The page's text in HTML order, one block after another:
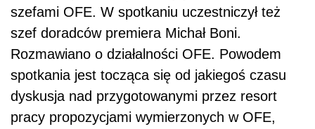
szefami OFE. W spotkaniu uczestniczył też
szef doradców premiera Michał Boni.
Rozmawiano o działalności OFE. Powodem
spotkania jest tocząca się od jakiegoś czasu
dyskusja nad przygotowanymi przez resort
pracy propozycjami wymierzonych w OFE,